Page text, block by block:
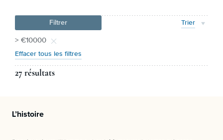
Filtrer Trier
> €10000
Effacer tous les filtres
27 résultats
L’histoire